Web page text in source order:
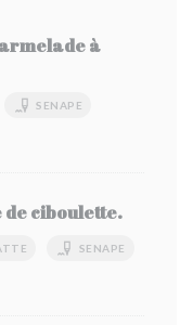
à
SENAPE
de ciboulette.
SENAPE